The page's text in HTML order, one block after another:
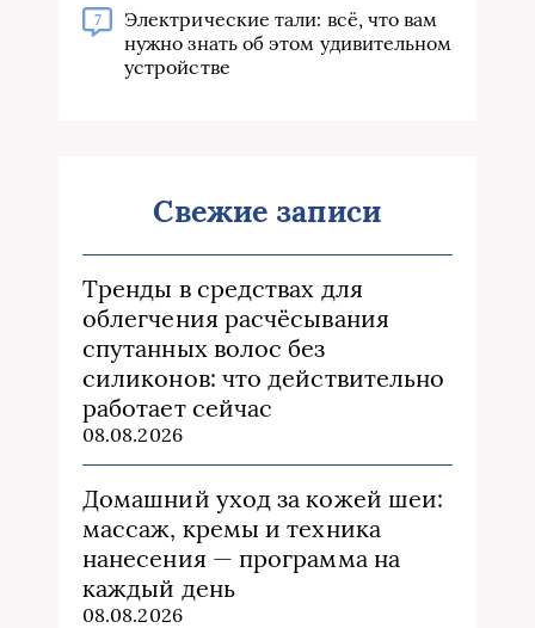
7
Электрические тали: всё, что вам
нужно знать об этом удивительном
устройстве
Свежие записи
Тренды в средствах для
облегчения расчёсывания
спутанных волос без
силиконов: что действительно
работает сейчас
08.08.2026
Домашний уход за кожей шеи:
массаж, кремы и техника
нанесения — программа на
каждый день
08.08.2026